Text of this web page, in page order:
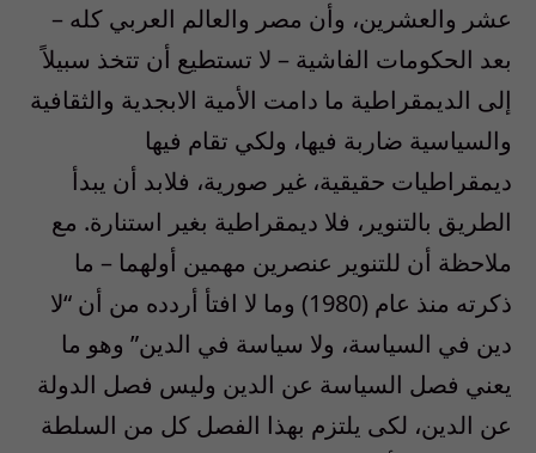
عشر والعشرين، وأن مصر والعالم العربي كله –
بعد الحكومات الفاشية – لا تستطيع أن تتخذ سبيلاً
إلى الديمقراطية ما دامت الأمية الابجدية والثقافية
والسياسية ضاربة فيها، ولكي تقام فيها
ديمقراطيات حقيقية، غير صورية، فلابد أن يبدأ
الطريق بالتنوير، فلا ديمقراطية بغير استنارة. مع
ملاحظة أن للتنوير عنصرين مهمين أولهما – ما
ذكرته منذ عام (1980) وما لا افتأ أردده من أن “لا
دين في السياسة، ولا سياسة في الدين” وهو ما
يعني فصل السياسة عن الدين وليس فصل الدولة
عن الدين، لكى يلتزم بهذا الفصل كل من السلطة